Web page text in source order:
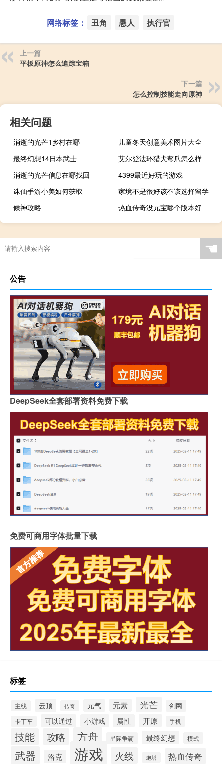
网络标签： 丑角 愚人 执行官
上一篇
平板原神怎么追踪宝箱
下一篇
怎么控制技能走向原神
相关问题
消逝的光芒1乡村在哪
儿童冬天创意美术图片大全
最终幻想14日本武士
艾尔登法环猎犬弯爪怎么样
消逝的光芒信息在哪找回
4399最近好玩的游戏
诛仙手游小美如何获取
家境不是很好该不该选择留学
候神攻略
热血传奇没元宝哪个版本好
☚
公告
DeepSeek全套部署资料免费下载
免费可商用字体批量下载
标签
主线 云顶 传奇 元气 元素 光芒 剑网
卡丁车 可以通过 小游戏 属性 开原 手机
技能 攻略 方舟 星际争霸 最终幻想 模式
武器 洛克 游戏 火线 炮塔 热血传奇